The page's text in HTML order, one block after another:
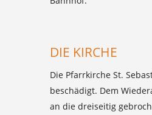
DIE KIRCHE
Die Pfarrkirche St.
beschädigt. Dem
an die dreiseitig